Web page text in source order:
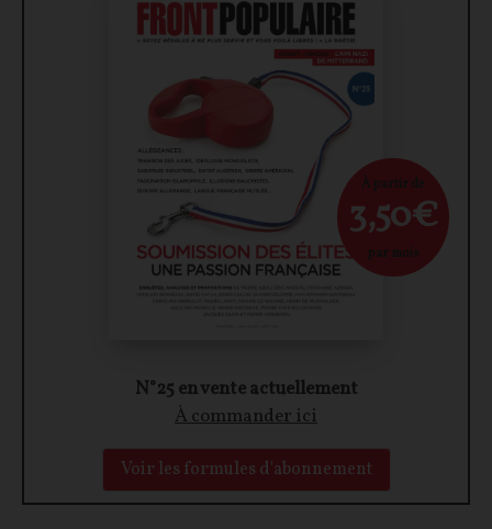
N°25 en vente actuellement
À commander ici
Voir les formules d'abonnement
À partir de
3,50€
par mois